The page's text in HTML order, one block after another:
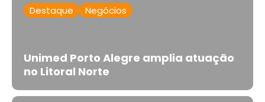
Destaque Negócios
Unimed Porto Alegre amplia atuação
no Litoral Norte